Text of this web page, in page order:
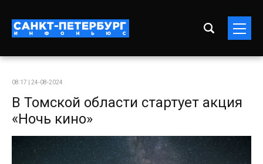
08:17 | 24-08-2024
В Томской области стартует акция
«Ночь кино»